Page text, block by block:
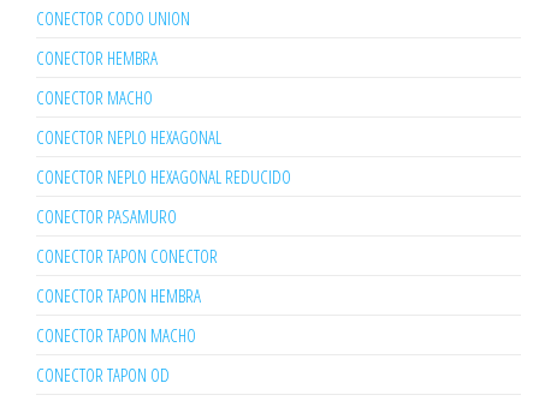
CONECTOR CODO UNION
CONECTOR HEMBRA
CONECTOR MACHO
CONECTOR NEPLO HEXAGONAL
CONECTOR NEPLO HEXAGONAL REDUCIDO
CONECTOR PASAMURO
CONECTOR TAPON CONECTOR
CONECTOR TAPON HEMBRA
CONECTOR TAPON MACHO
CONECTOR TAPON OD